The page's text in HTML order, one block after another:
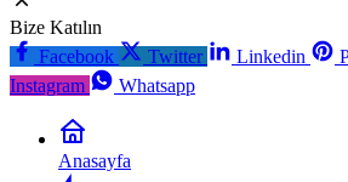
Bize Katılın
Facebook
Twitter Linkedin
Instagram
Whatsapp
Anasayfa